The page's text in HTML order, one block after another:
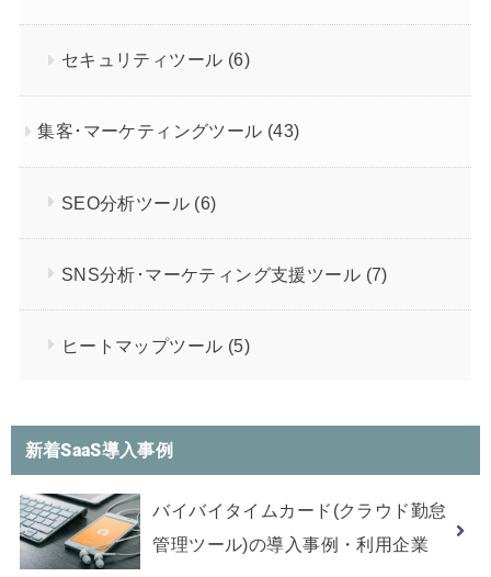
セキュリティツール (6)
集客･マーケティングツール (43)
SEO分析ツール (6)
SNS分析･マーケティング支援ツール (7)
ヒートマップツール (5)
新着SaaS導入事例
バイバイタイムカード(クラウド勤怠
管理ツール)の導入事例・利用企業